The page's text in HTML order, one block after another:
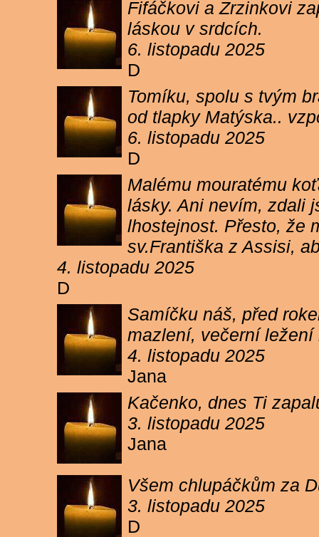
Fifáčkovi a Zrzinkovi
láskou v srdcích.
6. listopadu 2025
D
Tomíku, spolu s tvým
od tlapky Matýska..
6. listopadu 2025
D
Malému mouratému
lásky. Ani nevím, zdali
lhostejnost. Přesto, že
sv.Františka z Assisi,
4. listopadu 2025
D
Samíčku náš, před
mazlení, večerní
4. listopadu 2025
Jana
Kačenko, dnes Ti
3. listopadu 2025
Jana
Všem chlupáčkům za
3. listopadu 2025
D